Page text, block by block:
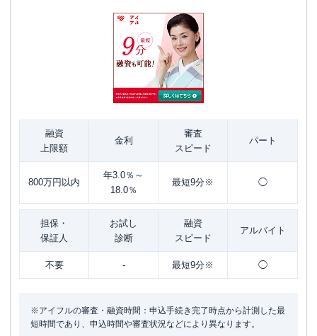
融資
上限額
金利
審査
スピード
パート
800万円以内
年3.0％～
18.0％
最短9分※ ◯
担保・
保証人
お試し
診断
融資
スピード
アルバイト
不要 - 最短9分※ ◯
※アイフルの審査・融資時間：申込手続き完了時点から計測した最
短時間であり、申込時間や審査状況などにより異なります。